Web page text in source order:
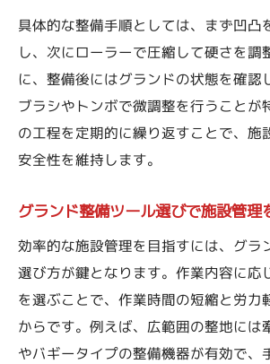
具体的な整備手順としては、まず凹凸
し、次にローラーで圧縮して硬さを調
に、整備後にはグランドの状態を確認
ブラシやトンボで微調整を行うことが
の工程を定期的に繰り返すことで、施
安全性を維持します。
グランド整備ツール選びで施設管理
効率的な施設管理を目指すには、グラ
選び方が鍵となります。作業内容に応
を選ぶことで、作業時間の短縮と労力
からです。例えば、広範囲の整地には
やバギータイプの整備機器が有効で、